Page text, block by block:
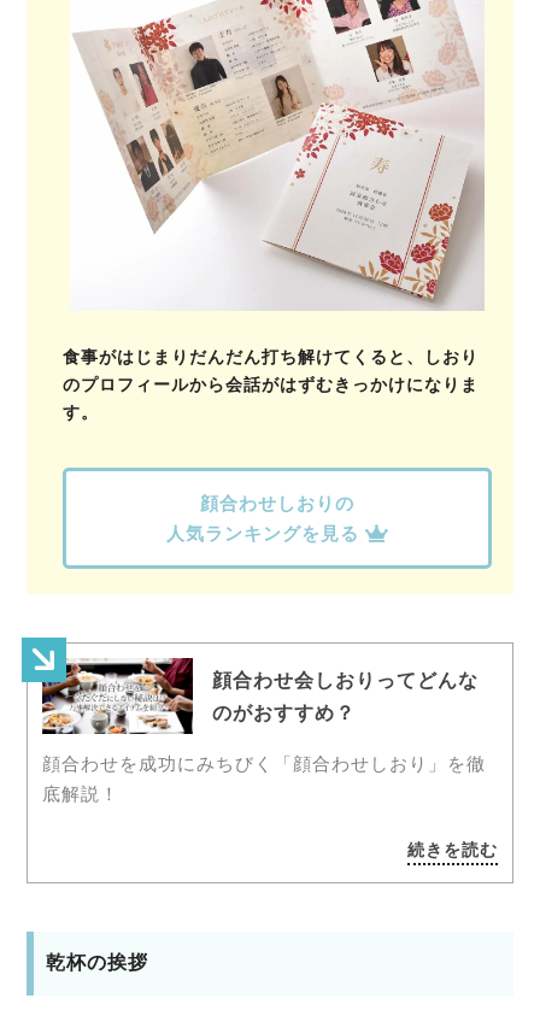
食事がはじまりだんだん打ち解けてくると、しおり
のプロフィールから会話がはずむきっかけになりま
す。
顔合わせしおりの
人気ランキングを見る
顔合わせ会しおりってどんな
のがおすすめ？
顔合わせを成功にみちびく「顔合わせしおり」を徹
底解説！
続きを読む
乾杯の挨拶